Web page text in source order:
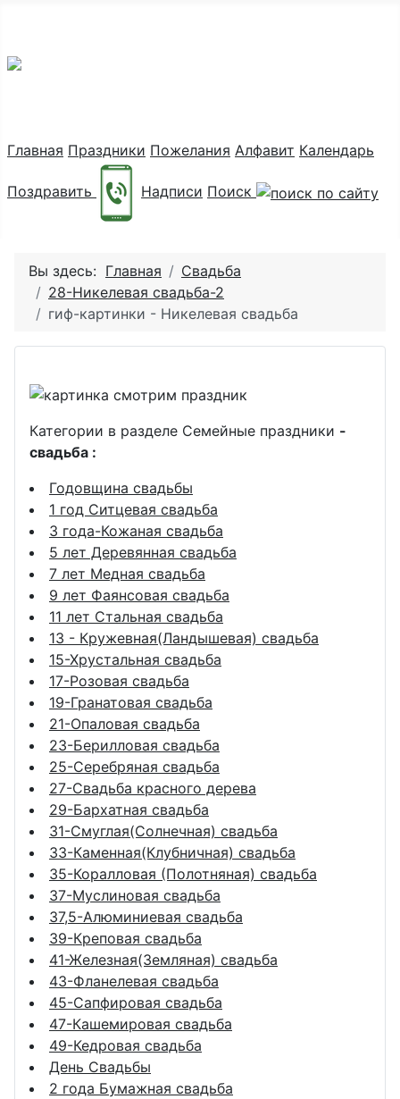
Главная Праздники Пожелания Алфавит Календарь
Поздравить Надписи Поиск
Вы здесь: Главная
Свадьба
28-Никелевая свадьба-2
гиф-картинки - Никелевая свадьба
Категории в разделе Семейные праздники -
свадьба :
Годовщина свадьбы
1 год Ситцевая свадьба
3 года-Кожаная свадьба
5 лет Деревянная свадьба
7 лет Медная свадьба
9 лет Фаянсовая свадьба
11 лет Стальная свадьба
13 - Кружевная(Ландышевая) свадьба
15-Хрустальная свадьба
17-Розовая свадьба
19-Гранатовая свадьба
21-Опаловая свадьба
23-Берилловая свадьба
25-Серебряная свадьба
27-Свадьба красного дерева
29-Бархатная свадьба
31-Смуглая(Солнечная) свадьба
33-Каменная(Клубничная) свадьба
35-Коралловая (Полотняная) свадьба
37-Муслиновая свадьба
37,5-Алюминиевая свадьба
39-Креповая свадьба
41-Железная(Земляная) свадьба
43-Фланелевая свадьба
45-Сапфировая свадьба
47-Кашемировая свадьба
49-Кедровая свадьба
День Свадьбы
2 года Бумажная свадьба